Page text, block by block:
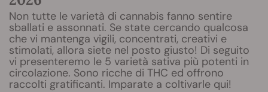
Non tutte le varietà di cannabis fanno sentire
sballati e assonnati. Se state cercando qualcosa
che vi mantenga vigili, concentrati, creativi e
stimolati, allora siete nel posto giusto! Di seguito
vi presenteremo le 5 varietà sativa più potenti in
circolazione. Sono ricche di THC ed offrono
raccolti gratificanti. Imparate a coltivarle qui!